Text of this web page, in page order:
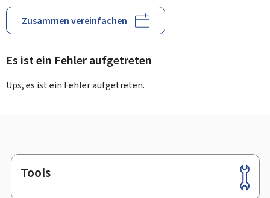
Zusammen vereinfachen
Es ist ein Fehler aufgetreten
Ups, es ist ein Fehler aufgetreten.
Footer
Tools